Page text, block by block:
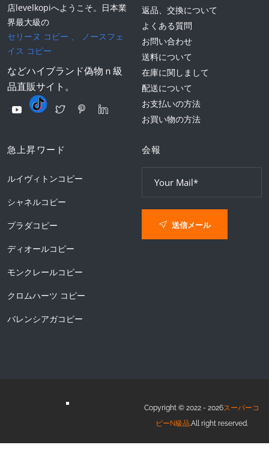
店levelkopiへようこそ。日本業
界最大級の
セリーヌ コピー 、
ノースフェ
イス コピー
などハイブランド偽物ｎ級
品直販サイト。
返品、交換について
よくある質問
お問い合わせ
送料について
在庫に関しまして
配送について
お支払いの方法
お買い物の方法
急上昇ワード
ルイヴィトンコピー
シャネルコピー
プラダコピー
ディオールコピー
モンクレールコピー
クロムハーツ コピー
バレンシアガコピー
会報
送信メール
Copyright © 2022 - 2026スーパーコ
ピーN級品.All right reserved.